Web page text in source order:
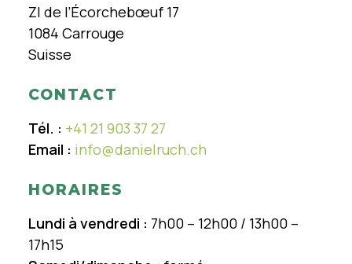
ZI de l’Écorchebœuf 17
1084 Carrouge
Suisse
CONTACT
Tél. : +41 21 903 37 27
Email : info@danielruch.ch
HORAIRES
Lundi à vendredi : 7h00 – 12h00 / 13h00 –
17h15